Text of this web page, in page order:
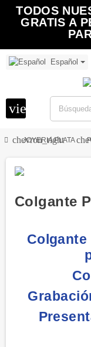
TODOS
GRATIS A
Español
chevron_right
JOYERIA PLATA
Colgante
Colgante